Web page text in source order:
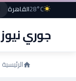
28°Cالقاهرة
جوري نيوز
الرئيسية